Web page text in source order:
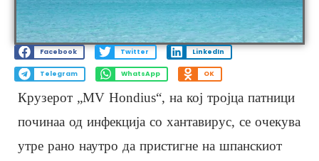
Facebook Twitter LinkedIn
Telegram WhatsApp OK
Крузерот „MV Hondius“, на кој тројца патници
починаа од инфекција со хантавирус, се очекува
утре рано наутро да пристигне на шпанскиот